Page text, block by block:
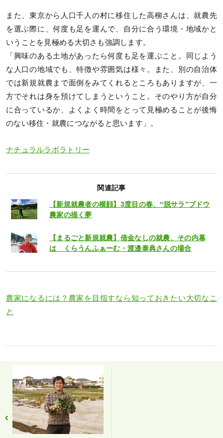
また、東京から人口千人の村に移住した高柳さんは、就農先
を選ぶ際に、何度も足を運んで、自分に合う環境・地域かと
いうことを見極める大切さも強調します。
「興味のある土地があったら何度も足を運ぶこと。同じよう
な人口の地域でも、特徴や雰囲気は様々。また、別の自治体
では新規就農まで面倒をみてくれるところもありますが、一
方でそれは身を預けてしまうということ。そのやり方が自分
に合っているか、よくよく時間をとって見極めることが後悔
のない移住・就農につながると思います」。
ナチュラルラボラトリー
関連記事
【新規就農者の横顔】3度目の春、“脱サラ”ブドウ
農家の描く夢
【まるごと新規就農】借金なしの就農、その内幕
は くらうんふぁーむ・渡邉泰典さんの場合
農家になるには？農家を目指すなら知っておきたい大切なこ
と